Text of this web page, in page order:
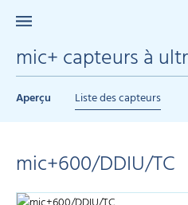
mic+ capteurs à
Aperçu Liste des capteurs
mic+600/DDIU/TC